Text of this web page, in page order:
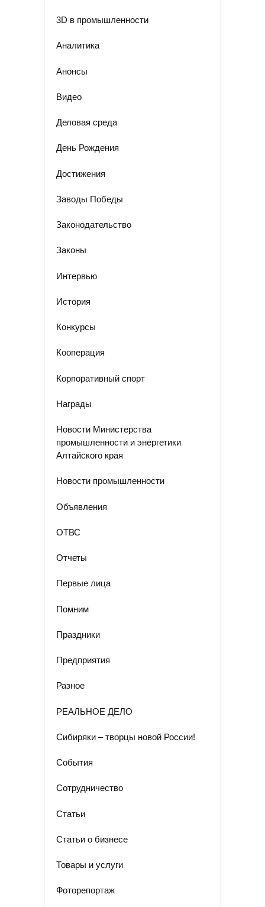
3D в промышленности
Аналитика
Анонсы
Видео
Деловая среда
День Рождения
Достижения
Заводы Победы
Законодательство
Законы
Интервью
История
Конкурсы
Кооперация
Корпоративный спорт
Награды
Новости Министерства
промышленности и энергетики
Алтайского края
Новости промышленности
Объявления
ОТВС
Отчеты
Первые лица
Помним
Праздники
Предприятия
Разное
РЕАЛЬНОЕ ДЕЛО
Сибиряки – творцы новой России!
События
Сотрудничество
Статьи
Статьи о бизнесе
Товары и услуги
Фоторепортаж